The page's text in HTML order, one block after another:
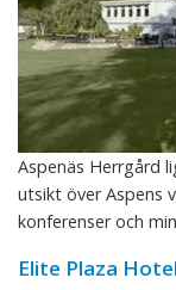
Aspenäs Herrgård
utsikt över Aspens
konferenser och
Elite Plaza